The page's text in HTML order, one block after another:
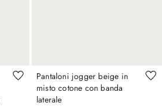
Pantaloni jogger beige in
misto cotone con banda
laterale